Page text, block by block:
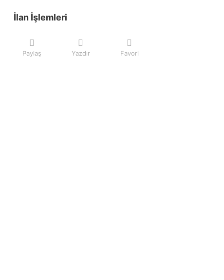
İlan İşlemleri
Paylaş Yazdır Favori